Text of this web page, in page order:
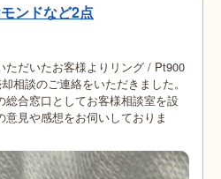
ンドなど2点
ただいたお客様よりリング / Pt900
相談のご連絡をいただきました。
合窓口としてお客様相談室を設
見や感想をお伺いしておりま